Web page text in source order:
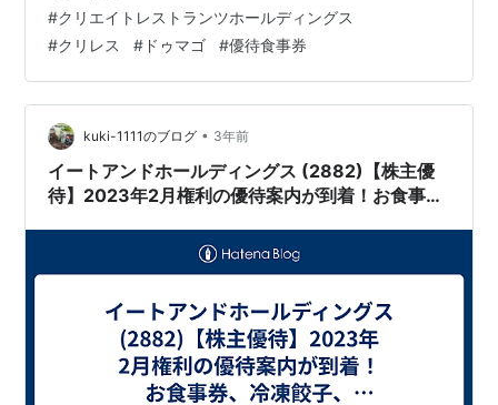
#クリエイトレストランツホールディングス
#クリレス # ドゥマゴ #優待食事券
kuki-1111のブログ • 3年前
イートアンドホールディングス (2882)【株主優
待】2023年2月権利の優待案内が到着！お食事